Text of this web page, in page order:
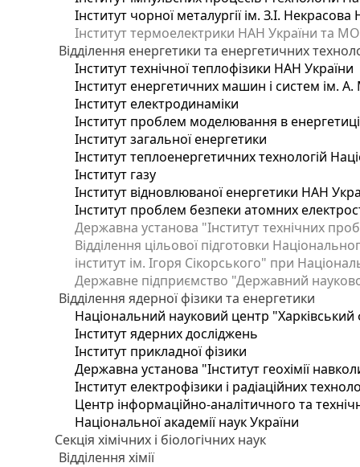
Інститут чорної металургії ім. З.І.
Інститут термоелектрики НАН України та
Відділення енергетики та енергетичних
Інститут технічної теплофізики НАН України
Інститут енергетичних машин і систем ім.
Інститут електродинаміки
Інститут проблем моделювання в
Інститут загальної енергетики
Інститут теплоенергетичних технологій
Інститут газу
Інститут відновлюваної енергетики НАН
Інститут проблем безпеки атомних
Державна установа "Інститут технічних
Відділення цільової підготовки
інститут ім. Ігоря Сікорського" при
Державне підприємство "Державний
Відділення ядерної фізики та енергетики
Національний науковий центр "Харківський
Інститут ядерних досліджень
Інститут прикладної фізики
Державна установа "Інститут геохімії
Інститут електрофізики і радіаційних
Центр інформаційно-аналітичного та
Національної академії наук України
Секція хімічних і біологічних наук
Відділення хімії